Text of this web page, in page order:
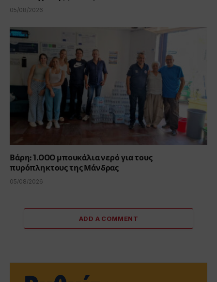
05/08/2026
Βάρη: 1.000 μπουκάλια νερό για τους
πυρόπληκτους της Μάνδρας
05/08/2026
ADD A COMMENT